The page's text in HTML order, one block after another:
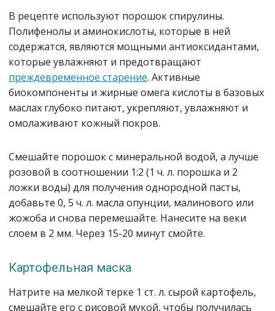
В рецепте используют порошок спирулины.
Полифенолы и аминокислоты, которые в ней
содержатся, являются мощными антиоксидантами,
которые увлажняют и предотвращают
преждевременное старение. Активные
биокомпоненты и жирные омега кислоты в базовых
маслах глубоко питают, укрепляют, увлажняют и
омолаживают кожный покров.
Смешайте порошок с минеральной водой, а лучше
розовой в соотношении 1:2 (1 ч. л. порошка и 2
ложки воды) для получения однородной пасты,
добавьте 0, 5 ч. л. масла опунции, малинового или
жожоба и снова перемешайте. Нанесите на веки
слоем в 2 мм. Через 15-20 минут смойте.
Картофельная маска
Натрите на мелкой терке 1 ст. л. сырой картофель,
смешайте его с рисовой мукой, чтобы получилась